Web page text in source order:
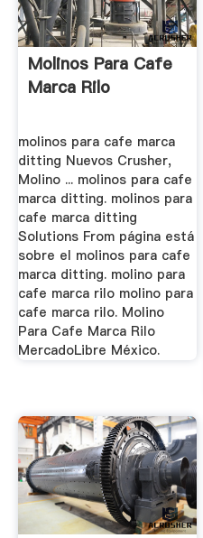
Molinos Para Cafe
Marca Rilo
molinos para cafe marca
ditting Nuevos Crusher,
Molino ... molinos para cafe
marca ditting. molinos para
cafe marca ditting
Solutions From página está
sobre el molinos para cafe
marca ditting. molino para
cafe marca rilo molino para
cafe marca rilo. Molino
Para Cafe Marca Rilo
MercadoLibre México.